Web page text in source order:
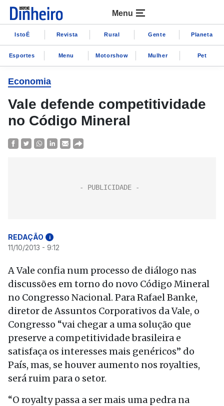
Menu
IstoÉ Revista Rural Gente Planeta
Esportes Menu Motorshow Mulher Pet
Economia
Vale defende competitividade
no Código Mineral
REDAÇÃO i
11/10/2013 - 9:12
A Vale confia num processo de diálogo nas
discussões em torno do novo Código Mineral
no Congresso Nacional. Para Rafael Banke,
diretor de Assuntos Corporativos da Vale, o
Congresso “vai chegar a uma solução que
preserve a competitividade brasileira e
satisfaça os interesses mais genéricos” do
País, mas, se houver aumento nos royalties,
será ruim para o setor.
“O royalty passa a ser mais uma pedra na